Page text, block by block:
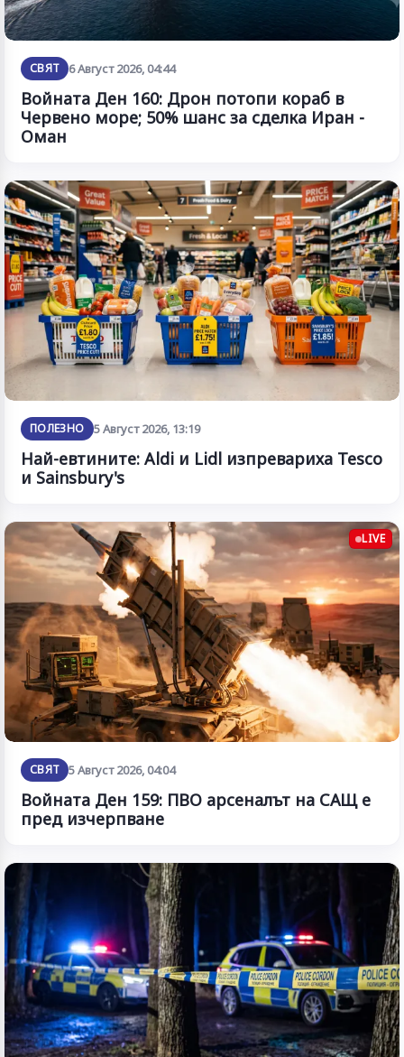
СВЯТ 6 Август 2026, 04:44
Войната Ден 160: Дрон потопи кораб в
Червено море; 50% шанс за сделка Иран -
Оман
ПОЛЕЗНО 5 Август 2026, 13:19
Най-евтините: Aldi и Lidl изпревариха Tesco
и Sainsbury's
LIVE
СВЯТ 5 Август 2026, 04:04
Войната Ден 159: ПВО арсеналът на САЩ е
пред изчерпване